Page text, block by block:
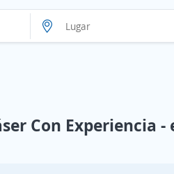
Con Experiencia -